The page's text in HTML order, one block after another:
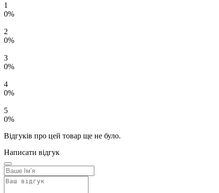
1
0%
2
0%
3
0%
4
0%
5
0%
Відгуків про цей товар ще не було.
Написати відгук